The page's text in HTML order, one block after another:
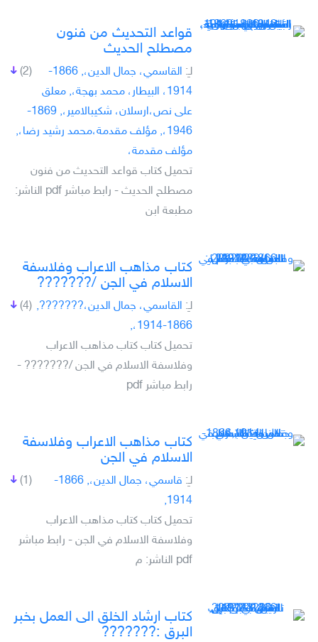
قواعد التحديث من فنون
مصطلح الحديث
(2) لـِ:
القاسمي، جمال الدين،, 1866-
1914، البيطار، محمد بهجة،, معلق
على نص،ارسلان، شكيبالامير،, 1869-
1946،, مؤلف مقدمة،محمد رشيد رضا،,
مؤلف مقدمة،
تحميل كتاب قواعد التحديث من فنون
مصطلح الحديث - رابط مباشر pdf الناشر:
مطبعة ابن
كتاب مذاهب الاعراب وفلاسفة
الاسلام في الجن /???????
(4) لـِ: القاسمي، جمال الدين،???????,
1866-1914،,
تحميل كتاب كتاب مذاهب الاعراب
وفلاسفة الاسلام في الجن /??????? -
رابط مباشر pdf
كتاب مذاهب الاعراب وفلاسفة
الاسلام في الجن
(1) لـِ:
قاسمي، جمال الدين،, 1866-
1914,
تحميل كتاب كتاب مذاهب الاعراب
وفلاسفة الاسلام في الجن - رابط مباشر
pdf الناشر: م
كتاب ارشاد الخلق الى العمل بخبر
البرق :???????